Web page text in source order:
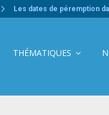
Les dates de péremption
THÉMATIQUES